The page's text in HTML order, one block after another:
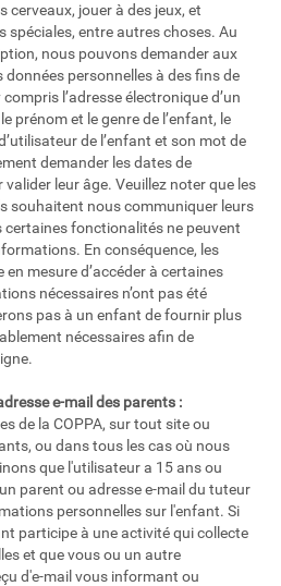
cerveaux, jouer à des jeux, et
spéciales, entre autres choses. Au
nous pouvons demander aux
personnelles à des fins de
l’adresse électronique d’un
prénom et le genre de l’enfant, le
de l’enfant et son mot de
demander les dates de
leur âge. Veuillez noter que les
souhaitent nous communiquer leurs
certaines fonctionalités ne peuvent
En conséquence, les
mesure d’accéder à certaines
nécessaires n’ont pas été
pas à un enfant de fournir plus
nécessaires afin de
e-mail des parents :
de la COPPA, sur tout site ou
ou dans tous les cas où nous
que l'utilisateur a 15 ans ou
parent ou adresse e-mail du tuteur
personnelles sur l'enfant. Si
participe à une activité qui collecte
et que vous ou un autre
d'e-mail vous informant ou